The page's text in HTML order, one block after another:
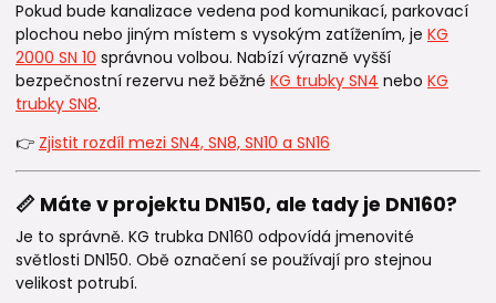
Pokud bude kanalizace vedena pod komunikací, parkovací
plochou nebo jiným místem s vysokým zatížením, je KG
2000 SN 10 správnou volbou. Nabízí výrazně vyšší
bezpečnostní rezervu než běžné KG trubky SN4 nebo KG
trubky SN8.
👉 Zjistit rozdíl mezi SN4, SN8, SN10 a SN16
📏 Máte v projektu DN150, ale tady je DN160?
Je to správně. KG trubka DN160 odpovídá jmenovité
světlosti DN150. Obě označení se používají pro stejnou
velikost potrubí.